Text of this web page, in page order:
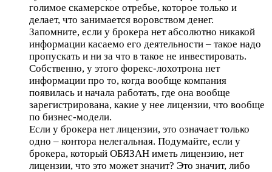
голимое скамерское отребье, которое только и
делает, что занимается воровством денег.
Запомните, если у брокера нет абсолютно никакой
информации касаемо его деятельности – такое надо
пропускать и ни за что в такое не инвестировать.
Собственно, у этого форекс-лохотрона нет
информации про то, когда вообще компания
появилась и начала работать, где она вообще
зарегистрирована, какие у нее лицензии, что вообще
по бизнес-модели.
Если у брокера нет лицензии, это означает только
одно – контора нелегальная. Подумайте, если у
брокера, который ОБЯЗАН иметь лицензию, нет
лицензии, что это может значит? Это значит, либо